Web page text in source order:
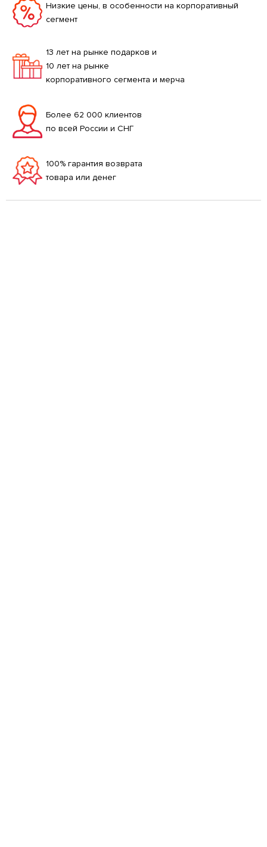
Низкие цены, в особенности на корпоративный
сегмент
13 лет на рынке подарков и
10 лет на рынке
корпоративного сегмента и мерча
Более 62 000 клиентов
по всей России и СНГ
100% гарантия возврата
товара или денег